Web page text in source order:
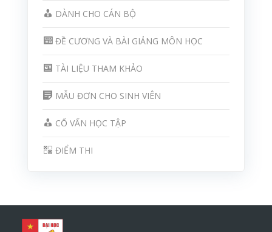
DÀNH CHO CÁN BỘ
ĐỀ CƯƠNG VÀ BÀI GIẢNG MÔN HỌC
TÀI LIỆU THAM KHẢO
MẪU ĐƠN CHO SINH VIÊN
CỐ VẤN HỌC TẬP
ĐIỂM THI